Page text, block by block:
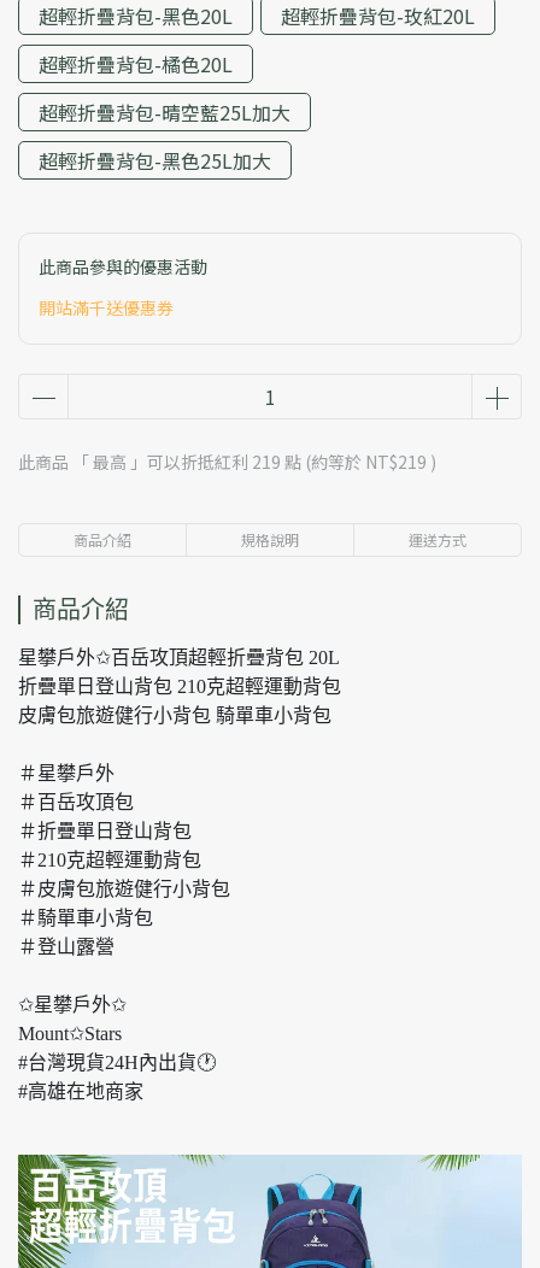
超輕折疊背包-黑色20L
超輕折疊背包-玫紅20L
超輕折疊背包-橘色20L
超輕折疊背包-晴空藍25L加大
超輕折疊背包-黑色25L加大
此商品參與的優惠活動
開站滿千送優惠券
此商品 「 最高 」可以折抵紅利 219 點 (約等於 NT$219 )
商品介紹 規格說明 運送方式
商品介紹
星攀戶外✩百岳攻頂超輕折疊背包 20L
折疊單日登山背包 210克超輕運動背包
皮膚包旅遊健行小背包 騎單車小背包
＃星攀戶外
＃百岳攻頂包
＃折疊單日登山背包
＃210克超輕運動背包
＃皮膚包旅遊健行小背包
＃騎單車小背包
＃登山露營
✩星攀戶外✩
Mount✩Stars
#台灣現貨24H內出貨🕐
#高雄在地商家